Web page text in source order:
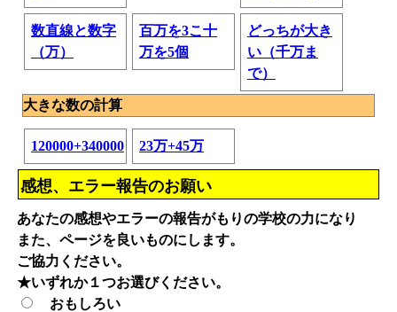
数直線と数字
（万）
百万を3こ十
万を5個
どっちが大き
い（千万ま
で）
大きな数の計算
120000+340000 23万+45万
感想、エラー報告のお願い
あなたの感想やエラーの報告がもりの学校の力になり
また、ページを良いものにします。
ご協力ください。
★いずれか１つお選びください。
おもしろい